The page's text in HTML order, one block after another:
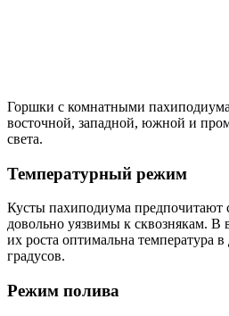
Горшки с комнатными
восточной, западной, южной и
света.
Температурный режим
Кусты пахиподиума предпочитают
довольно уязвимы к сквознякам. В
их роста оптимальна температура
градусов.
Режим полива